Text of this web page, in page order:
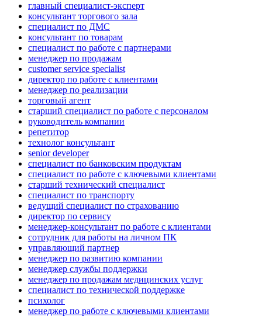
главный специалист-эксперт
консультант торгового зала
специалист по ДМС
консультант по товарам
специалист по работе с партнерами
менеджер по продажам
customer service specialist
директор по работе с клиентами
менеджер по реализации
торговый агент
старший специалист по работе с персоналом
руководитель компании
репетитор
технолог консультант
senior developer
специалист по банковским продуктам
специалист по работе с ключевыми клиентами
старший технический специалист
специалист по транспорту
ведущий специалист по страхованию
директор по сервису
менеджер-консультант по работе с клиентами
сотрудник для работы на личном ПК
управляющий партнер
менеджер по развитию компании
менеджер службы поддержки
менеджер по продажам медицинских услуг
специалист по технической поддержке
психолог
менеджер по работе с ключевыми клиентами